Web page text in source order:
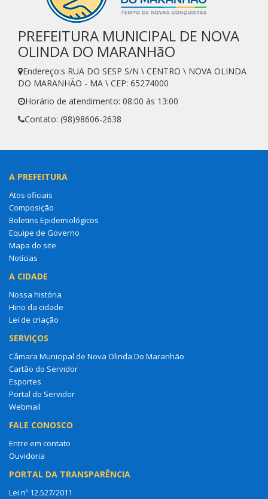
PREFEITURA MUNICIPAL DE NOVA
OLINDA DO MARANHãO
Endereço:s RUA DO SESP S/N \ CENTRO \ NOVA OLINDA
DO MARANHÃO - MA \ CEP: 65274000
Horário de atendimento: 08:00 às 13:00
Contato: (98)98606-2638
A PREFEITURA
Atos oficiais
Composição
Boletins Epidemiológicos
Equipe de Governo
Mapa do site
Notícias
A CIDADE
Nossa história
Hino da cidade
Lei de criação
SERVIÇOS
Câmara Municipal de Nova Olinda Do Maranhão
Cartão do Servidor
Esportes
Portal do Servidor
Webmail
FALE CONOSCO
Entre em contato
Ouvidoria
PORTAL DA TRANSPARÊNCIA
Lei nº 12.527/2011